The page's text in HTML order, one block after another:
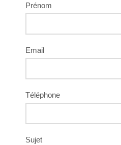
Prénom
Email
Téléphone
Sujet